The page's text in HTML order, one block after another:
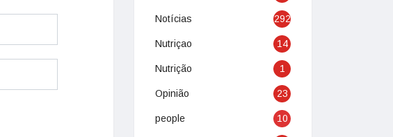
Notícias 292
Nutriçao 14
Nutrição 1
Opinião 23
people 10